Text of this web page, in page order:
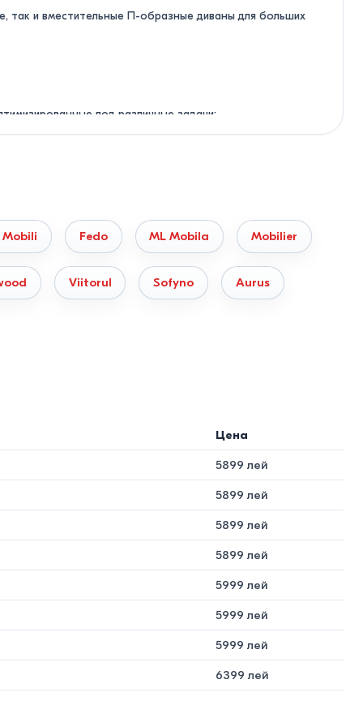
так и вместительные П-образные диваны для больших
под различные задачи:
полезную площадь комнаты.
материалов:
Оргеев и др.).
Mobili Fedo ML Mobila Mobilier
Viitorul Sofyno Aurus
Цена
5899 лей
5899 лей
5899 лей
5899 лей
5999 лей
5999 лей
5999 лей
6399 лей